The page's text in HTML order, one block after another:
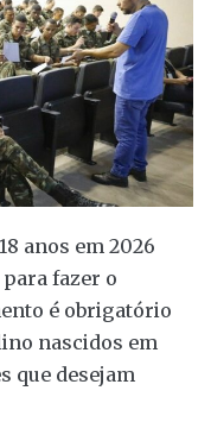
anos em 2026
fazer o
é obrigatório
nascidos em
que desejam